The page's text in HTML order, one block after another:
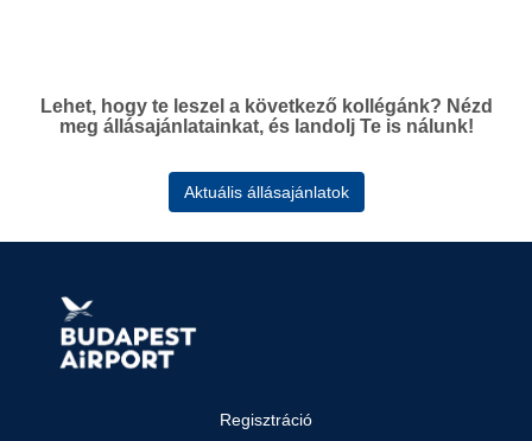
segítségével - és
igyekszünk
határidőt, amit
ígértünk a
tesztkitöltés vár.
Ha személyesen
interjún, az
először a HR-el
kollégával fog
történni.
Továbbjutás
Lehet, hogy te leszel a következő kollégánk? Nézd
meg állásajánlatainkat, és landolj Te is nálunk!
Aktuális állásajánlatok
Regisztráció